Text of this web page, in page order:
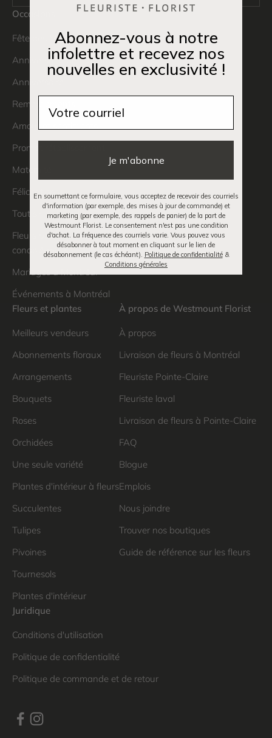
Occasions
Fête des Mères
Anniversaire de mariage
Anniversaire
Remerciements
Amour et sentiments
Prompt rétablissement
Maternité
Félicitations
Tout simplement
Fleurs pour funérailles et
condoléances
Mariages à Montréal
Événements à Montréal
Fleurs et plantes
Meilleurs vendeurs
Abonnements floraux
Arrangements
Bouquets
Roses
Orchidées
Une seule variété
Plantes d'intérieur à fleurs
Succulentes
Tulipes
Pivoines
Tournesols
Plantes d'intérieur
À propos de Westmount Florist
À propos
Livraison de fleurs à Montréal
Fleuriste Pointe-Claire
Fleuriste laval
Livraison de fleurs à Pointe-Claire
FAQ
Blogue
Emplois
Nous joindre
Trouver nos boutiques
Guide de référence sur les fleurs
Juridique
Conditions d'utilisation
Politique de confidentialité
Politique de commande et de retour
Abonnez-vous à notre
infolettre et recevez nos
nouvelles en exclusivité !
Je m'abonne
En soumettant ce formulaire, vous acceptez de recevoir des courriels
d'information (par exemple, des mises à jour de commande) et
marketing (par exemple, des rappels de panier) de la part de
Westmount Florist. Le consentement n'est pas une condition
d'achat. La fréquence des courriels varie. Vous pouvez vous
désabonner à tout moment en cliquant sur le lien de
désabonnement (le cas échéant). Politique de confidentialité&
Conditions générales